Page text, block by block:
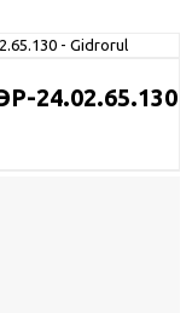
24.02.65.130